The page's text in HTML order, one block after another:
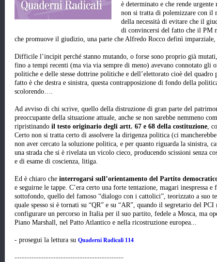
è determinato e che rende
non si tratta di polemizzare con il
della necessità di evitare che il
di convincersi del fatto che il PM
che promuove il giudizio, una parte che Alfredo Rocco definì
Difficile l’incipit perché stanno mutando, o forse sono proprio già mutati,
fino a tempi recenti (ma via via sempre di meno) avevano connotato gli
politiche e delle stesse dottrine politiche e dell’elettorato cioè del
fatto è che destra e sinistra, questa contrapposizione di fondo della
scolorendo….
Ad avviso di chi scrive, quello della distruzione di gran parte del
preoccupante della situazione attuale, anche se non sarebbe nemmeno
ripristinando il testo originario degli artt. 67 e 68 della costituzione,
Certo non si tratta certo di assolvere la dirigenza politica (ci
non aver cercato la soluzione politica, e per quanto riguarda la sinistra,
una strada che si è rivelata un vicolo cieco, producendo scissioni senza
e di esame di coscienza, litiga.
Ed è chiaro che interrogarsi sull’orientamento del Partito
e seguirne le tappe. C’era certo una forte tentazione, magari inespressa
sottofondo, quello del famoso “dialogo con i cattolici”, teorizzato a suo
quale spesso si è tornati su “QR” e su “AR”, quando il segretario del
configurare un percorso in Italia per il suo partito, fedele a Mosca, ma
Piano Marshall, nel Patto Atlantico e nella ricostruzione europea...
- prosegui la lettura su Quaderni Radicali 114
---------------------------------------------